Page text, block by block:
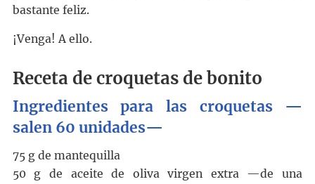
bastante feliz.
¡Venga! A ello.
Receta de croquetas de bonito
Ingredientes para las croquetas —
salen 60 unidades—
75 g de mantequilla
50 g de aceite de oliva virgen extra —de una